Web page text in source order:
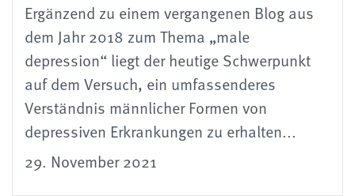
Ergänzend zu einem vergangenen Blog aus
dem Jahr 2018 zum Thema „male
depression“ liegt der heutige Schwerpunkt
auf dem Versuch, ein umfassenderes
Verständnis männlicher Formen von
depressiven Erkrankungen zu erhalten...
29. November 2021